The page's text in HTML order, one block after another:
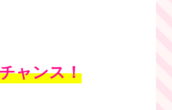
ャンス！